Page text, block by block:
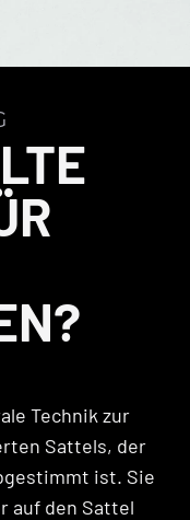
Technik zur
Sattels, der
ist. Sie
auf den Sattel